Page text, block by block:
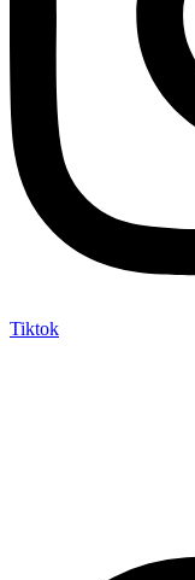
Tiktok